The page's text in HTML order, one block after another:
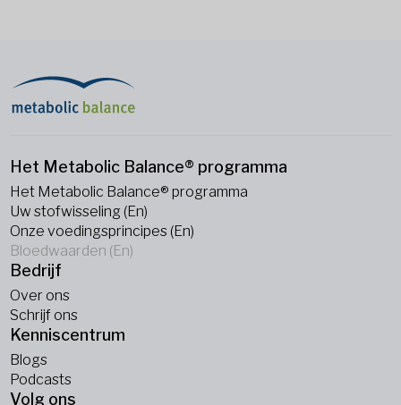
Het Metabolic Balance® programma
Het Metabolic Balance® programma
Uw stofwisseling (En)
Onze voedingsprincipes (En)
Bloedwaarden (En)
Bedrijf
Over ons
Schrijf ons
Kenniscentrum
Blogs
Podcasts
Volg ons